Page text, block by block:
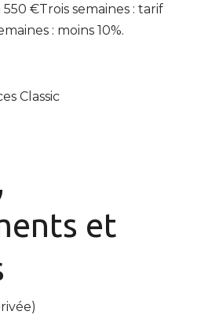
€Trois semaines : tarif
: moins 10%.
Classic
et